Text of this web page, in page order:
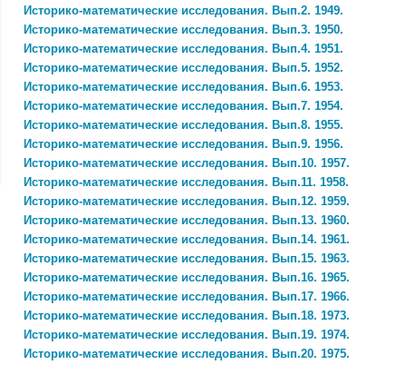
Историко-математические исследования. Вып.2. 1949.
Историко-математические исследования. Вып.3. 1950.
Историко-математические исследования. Вып.4. 1951.
Историко-математические исследования. Вып.5. 1952.
Историко-математические исследования. Вып.6. 1953.
Историко-математические исследования. Вып.7. 1954.
Историко-математические исследования. Вып.8. 1955.
Историко-математические исследования. Вып.9. 1956.
Историко-математические исследования. Вып.10. 1957.
Историко-математические исследования. Вып.11. 1958.
Историко-математические исследования. Вып.12. 1959.
Историко-математические исследования. Вып.13. 1960.
Историко-математические исследования. Вып.14. 1961.
Историко-математические исследования. Вып.15. 1963.
Историко-математические исследования. Вып.16. 1965.
Историко-математические исследования. Вып.17. 1966.
Историко-математические исследования. Вып.18. 1973.
Историко-математические исследования. Вып.19. 1974.
Историко-математические исследования. Вып.20. 1975.